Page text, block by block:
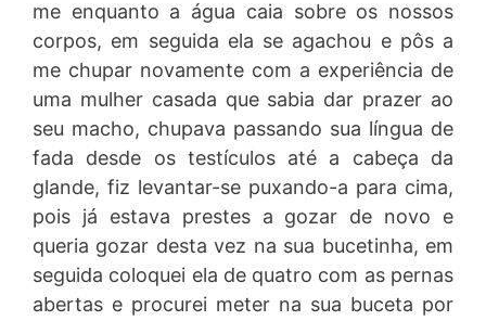
me enquanto a água caia sobre os nossos
corpos, em seguida ela se agachou e pôs a
me chupar novamente com a experiência de
uma mulher casada que sabia dar prazer ao
seu macho, chupava passando sua língua de
fada desde os testículos até a cabeça da
glande, fiz levantar-se puxando-a para cima,
pois já estava prestes a gozar de novo e
queria gozar desta vez na sua bucetinha, em
seguida coloquei ela de quatro com as pernas
abertas e procurei meter na sua buceta por